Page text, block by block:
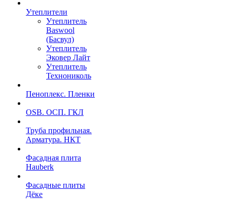
Утеплители
Утеплитель
Baswool
(Басвул)
Утеплитель
Эковер Лайт
Утеплитель
Технониколь
Пеноплекс. Пленки
OSB. ОСП. ГКЛ
Труба профильная.
Арматура. НКТ
Фасадная плита
Hauberk
Фасадные плиты
Дёке